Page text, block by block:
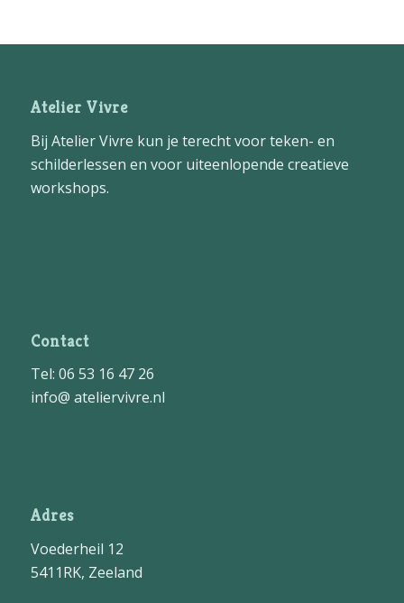
Atelier Vivre
Bij Atelier Vivre kun je terecht voor teken- en
schilderlessen en voor uiteenlopende creatieve
workshops.
Contact
Tel: 06 53 16 47 26
info@ ateliervivre.nl
Adres
Voederheil 12
5411RK, Zeeland